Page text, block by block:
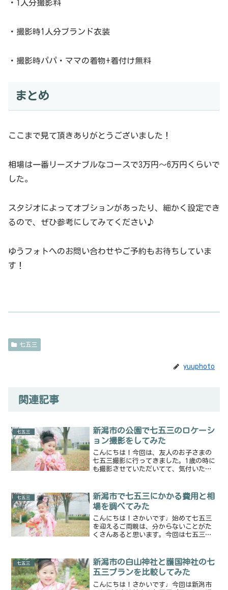
・1人分撮影料
・撮影時1人分ブランド衣装
・撮影時パパ・ママの着物+着付け無料
まとめ
ここまで見て頂きありがとうございました！
相場は一番リーズナブルなコースで3万円〜6万円くらいで
した。
スタジオによってオプションがあったり、細かく設定でき
るので、ぜひ参考にしてみてください♪
ゆうフォトへのお問い合わせやご予約もお待ちしていま
す！
七五三
yuuphoto
関連記事
七五三
新潟市の公園で七五三のロケーシ
ョン撮影をしてみた
こんにちは！今回は、友人のお子さまの
七五三撮影に行ってきました。1歳の時に
も撮影させていただいてて、気付いたら
さらに可愛さが増していました♡名前を
呼んだら可愛く振り...
七五三
新潟市で七五三にかかる費用と相
場を調べてみた
こんにちは！さかいです♩始めて七五三
を迎えるご両親は、分からないことがた
くさんあると思います。今回は七五三の
方は参考にしてみてください！神社での
初穂料(ご祈祷、千歳飴な...
七五三
新潟市の白山神社と護国神社の七
五三プランを比較してみた
こんにちは！さかいです♩今回は新潟市